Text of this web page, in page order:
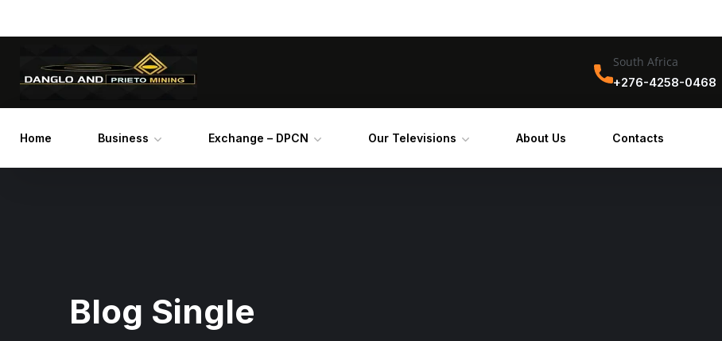
South Africa
+276-4258-0468
Home Business Exchange – DPCN Our Televisions About Us Contacts
Blog Single